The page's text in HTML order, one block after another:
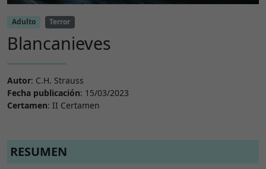
Adulto Terror
Blancanieves
Autor: C.H. Strauss
Fecha publicación: 15/03/2023
Certamen: II Certamen
RESUMEN